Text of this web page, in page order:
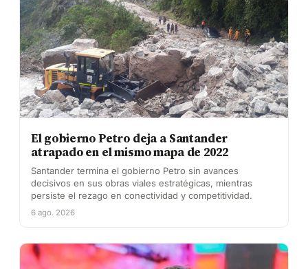
El gobierno Petro deja a Santander
atrapado en el mismo mapa de 2022
Santander termina el gobierno Petro sin avances
decisivos en sus obras viales estratégicas, mientras
persiste el rezago en conectividad y competitividad.
6 ago. 2026